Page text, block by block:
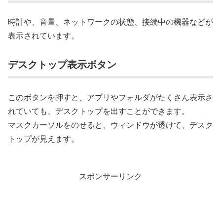
時計や、音量、ネットワークの状態、接続中の機器などが
表示されています。
デスクトップ表示ボタン
このボタンを押すと、アプリやフォルダがたくさん表示さ
れていても、デスクトップを出すことができます。
マスクカーソルをのせると、ウィンドウが透けて、デスク
トップが見えます。
スポンサーリンク